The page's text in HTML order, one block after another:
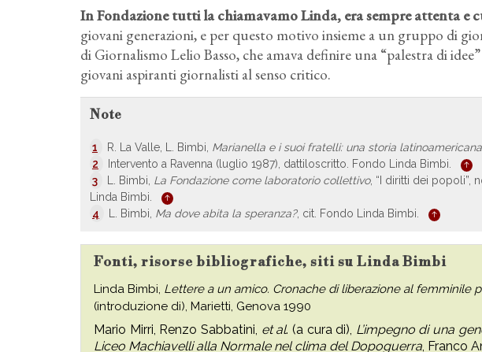
In Fondazione tutti la chiamavamo Linda, era sempre attenta e
giovani generazioni, e per questo motivo insieme a un gruppo di
di Giornalismo Lelio Basso, che amava definire una “palestra di
giovani aspiranti giornalisti al senso critico.
Note
1 R. La Valle, L. Bimbi, Marianella e i suoi fratelli: una storia latinoamericana
2
Intervento a Ravenna (luglio 1987), dattiloscritto. Fondo Linda Bimbi.
3
L. Bimbi, La Fondazione come laboratorio collettivo, “I diritti dei popoli”,
Linda Bimbi.
4
L. Bimbi, Ma dove abita la speranza?, cit. Fondo Linda Bimbi.
Fonti, risorse bibliografiche, siti su Linda Bimbi
Linda Bimbi, Lettere a un amico. Cronache di liberazione al femminile
(introduzione di), Marietti, Genova 1990
Mario Mirri, Renzo Sabbatini, et al. (a cura di), L’impegno di una
Liceo Machiavelli alla Normale nel clima del Dopoguerra, Franco